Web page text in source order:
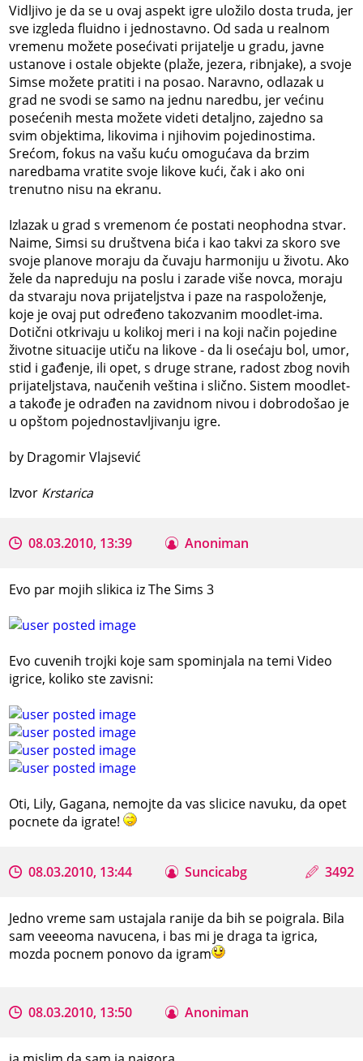
Vidljivo je da se u ovaj aspekt igre uložilo dosta truda, jer
sve izgleda fluidno i jednostavno. Od sada u realnom
vremenu možete posećivati prijatelje u gradu, javne
ustanove i ostale objekte (plaže, jezera, ribnjake), a svoje
Simse možete pratiti i na posao. Naravno, odlazak u
grad ne svodi se samo na jednu naredbu, jer većinu
posećenih mesta možete videti detaljno, zajedno sa
svim objektima, likovima i njihovim pojedinostima.
Srećom, fokus na vašu kuću omogućava da brzim
naredbama vratite svoje likove kući, čak i ako oni
trenutno nisu na ekranu.
Izlazak u grad s vremenom će postati neophodna stvar.
Naime, Simsi su društvena bića i kao takvi za skoro sve
svoje planove moraju da čuvaju harmoniju u životu. Ako
žele da napreduju na poslu i zarade više novca, moraju
da stvaraju nova prijateljstva i paze na raspoloženje,
koje je ovaj put određeno takozvanim moodlet-ima.
Dotični otkrivaju u kolikoj meri i na koji način pojedine
životne situacije utiču na likove - da li osećaju bol, umor,
stid i gađenje, ili opet, s druge strane, radost zbog novih
prijateljstava, naučenih veština i slično. Sistem moodlet-
a takođe je odrađen na zavidnom nivou i dobrodošao je
u opštom pojednostavljivanju igre.
by Dragomir Vlajsević
Izvor Krstarica
08.03.2010, 13:39 Anoniman
Evo par mojih slikica iz The Sims 3
Evo cuvenih trojki koje sam spominjala na temi Video
igrice, koliko ste zavisni:
Oti, Lily, Gagana, nemojte da vas slicice navuku, da opet
pocnete da igrate!
08.03.2010, 13:44 Suncicabg 3492
Jedno vreme sam ustajala ranije da bih se poigrala. Bila
sam veeeoma navucena, i bas mi je draga ta igrica,
mozda pocnem ponovo da igram
08.03.2010, 13:50 Anoniman